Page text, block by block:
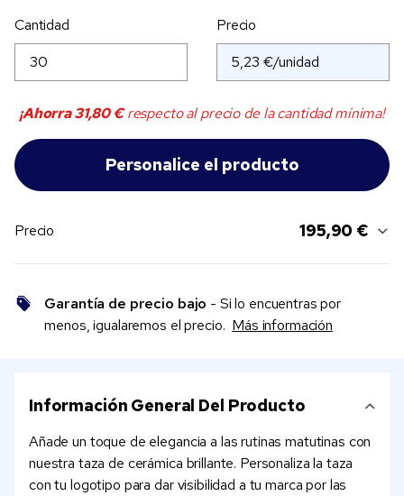
Cantidad Precio
¡Ahorra31,80 €respecto al precio de la cantidad mínima!
Precio 195,90 €
Garantía de precio bajo - Si lo encuentras por
menos, igualaremos el precio. Más información
Información General Del Producto
Añade un toque de elegancia a las rutinas matutinas con
nuestra taza de cerámica brillante. Personaliza la taza
con tu logotipo para dar visibilidad a tu marca por las